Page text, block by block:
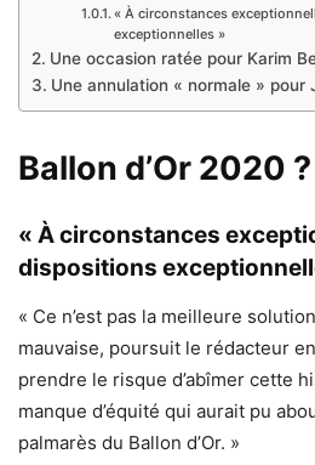
« À circonstances
exceptionnelles »
Une occasion ratée pour Karim
Une annulation « normale » pour
Ballon d’Or 2020 ?
« À circonstances
dispositions
« Ce n’est pas la meilleure
mauvaise, poursuit le rédacteur
prendre le risque d’abîmer cette
manque d’équité qui aurait pu
palmarès du Ballon d’Or. »